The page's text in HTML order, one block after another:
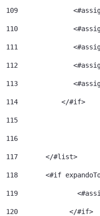
109
110
111
112
113
114
           </#if>
115
116
117
	  </#list>
118
<#if
119
120